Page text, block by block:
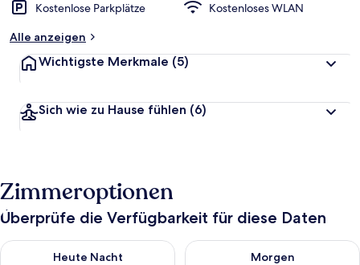
Kostenlose Parkplätze
Kostenloses WLAN
Alle anzeigen
Wichtigste Merkmale (5)
Sich wie zu Hause fühlen (6)
Zimmeroptionen
Überprüfe die Verfügbarkeit für diese Daten
Heute Nacht
Überprüfe die Verfügbarkeit für heute Nacht, Aug. 8 - Aug. 9.
Morgen
Überprüfe die Verfügbarkeit